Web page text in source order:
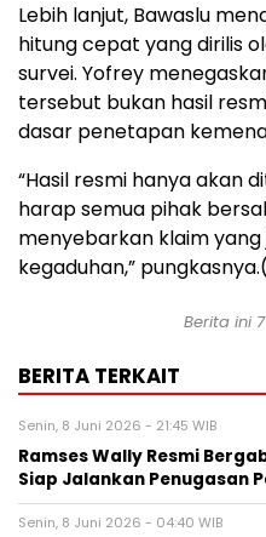
Lebih lanjut, Bawaslu
hitung cepat yang dirilis
survei. Yofrey
tersebut bukan hasil
dasar penetapan
“Hasil resmi hanya akan
harap semua pihak
menyebarkan klaim
kegaduhan,”
Berita ini
BERITA TERKAIT
Senin, 8 Juni 2026 - 21:45 WIB
Ramses Wally Resmi
Siap Jalankan Penugasan
Senin, 8 Juni 2026 - 04:40 WIB